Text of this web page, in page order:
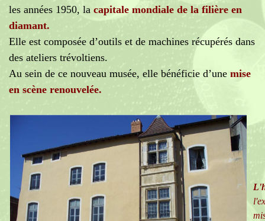
les années 1950, la capitale mondiale de la filière en
diamant.
Elle est composée d’outils et de machines récupérés dans
des ateliers trévoltiens.
Au sein de ce nouveau musée, elle bénéficie d’une mise
en scène renouvelée.